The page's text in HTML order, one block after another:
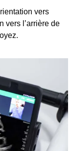
vers
vers l’arrière de